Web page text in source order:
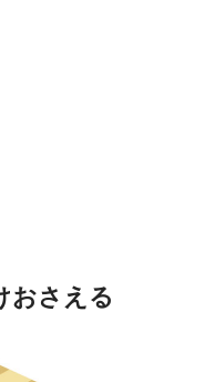
おさえる